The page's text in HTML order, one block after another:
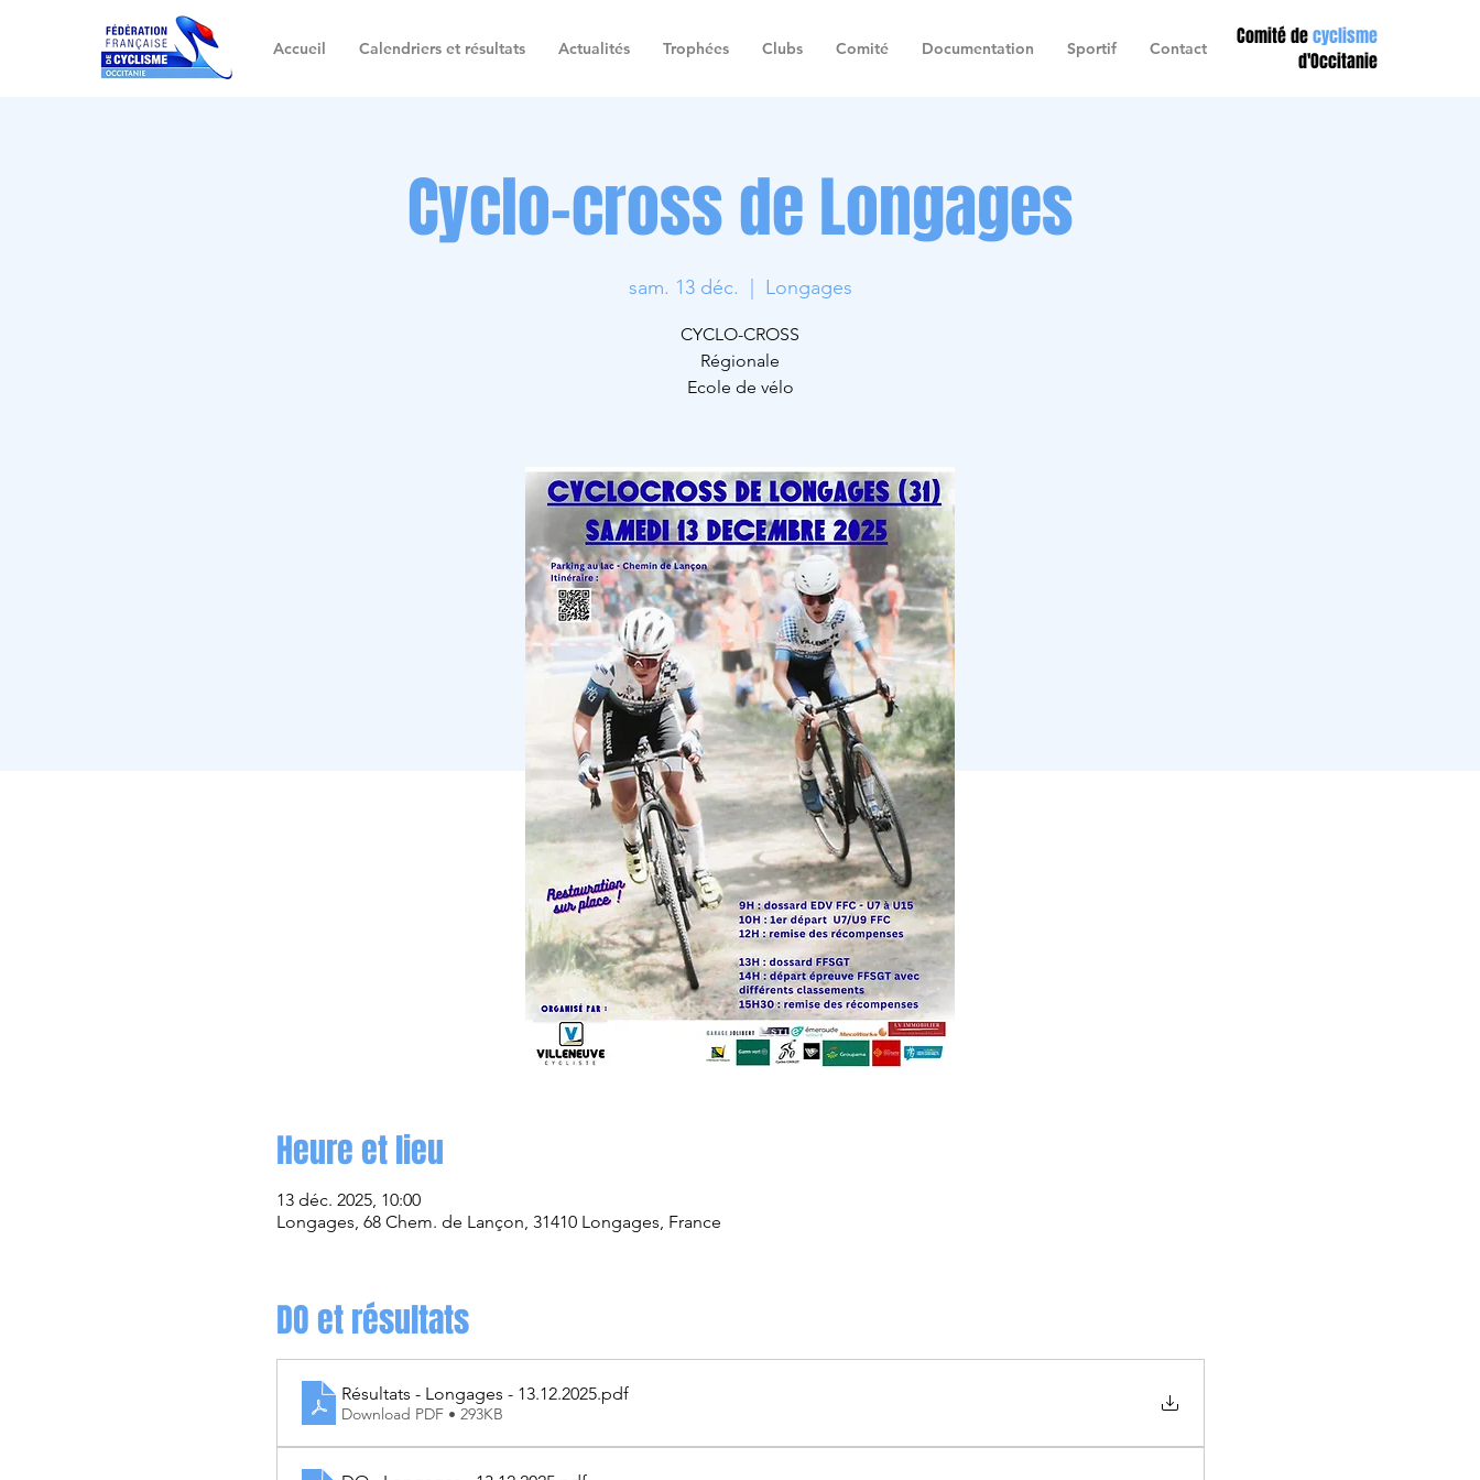
Accueil Calendriers et résultats Actualités Trophées Clubs Comité Documentation Sportif Contact Comité decyclisme
d'Occitanie
Cyclo-cross de Longages
sam. 13 déc. Longages
CYCLO-CROSS
Régionale
Ecole de vélo
Heure et lieu
13 déc. 2025, 10:00
Longages, 68 Chem. de Lançon, 31410 Longages, France
DO et résultats
Résultats - Longages - 13.12.2025.pdf
Download PDF • 293KB